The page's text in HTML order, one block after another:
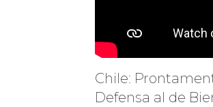
Chile:
Defensa al de